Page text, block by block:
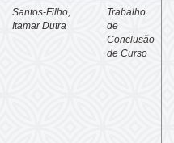
Santos-Filho,
Itamar Dutra
Trabalho
de
Conclusão
de Curso